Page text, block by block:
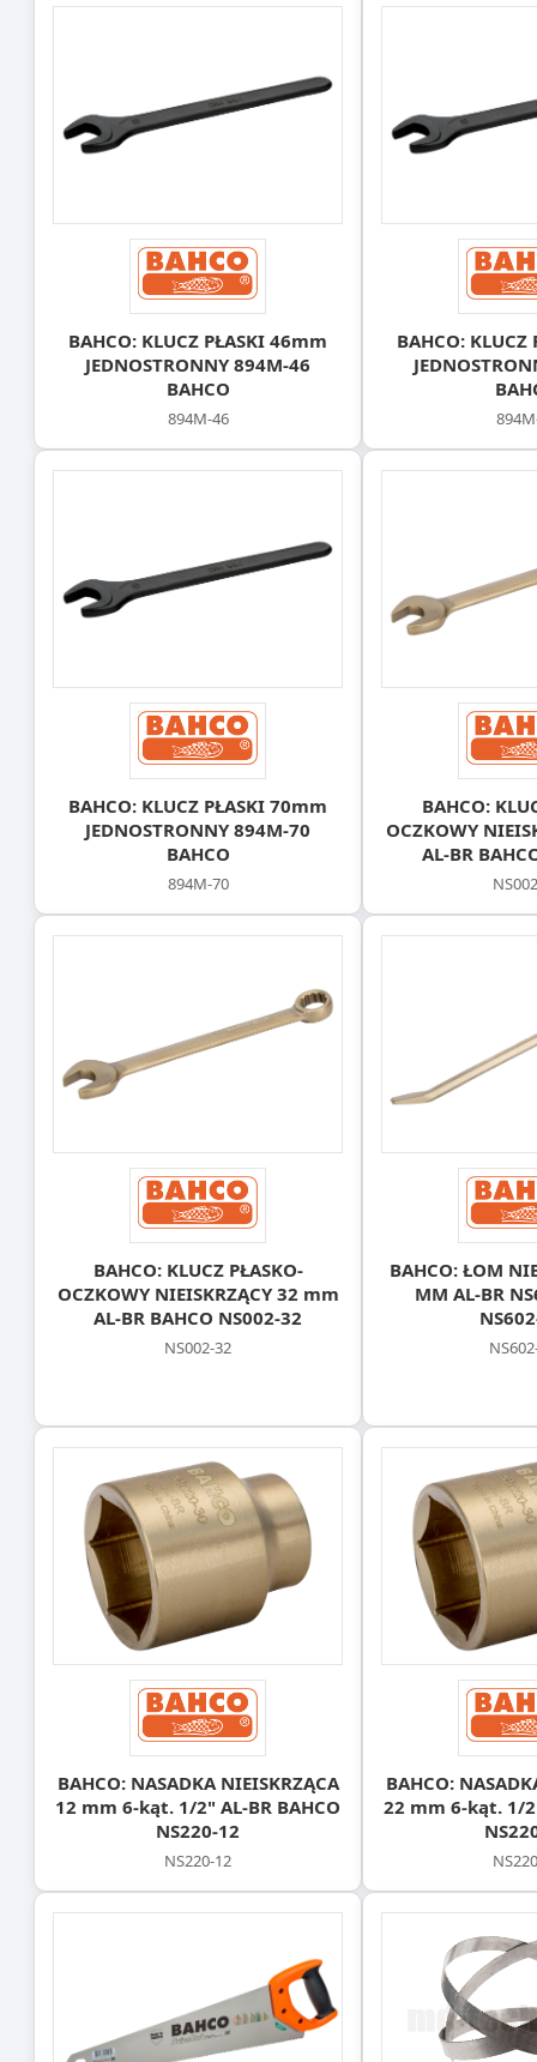
BAHCO: KLUCZ PŁASKI 46mm
JEDNOSTRONNY 894M-46
BAHCO
894M-46
BAHCO:
BAHCO: KLUCZ PŁASKI 70mm
JEDNOSTRONNY 894M-70
BAHCO
894M-70
BAHCO:
OCZKOWY
AL-BR
BAHCO: KLUCZ PŁASKO-
OCZKOWY NIEISKRZĄCY 32 mm
AL-BR BAHCO NS002-32
NS002-32
BAHCO: ŁOM
MM AL-BR
BAHCO: NASADKA NIEISKRZĄCA
12 mm 6-kąt. 1/2" AL-BR BAHCO
NS220-12
NS220-12
BAHCO:
22 mm 6-kąt. 1/